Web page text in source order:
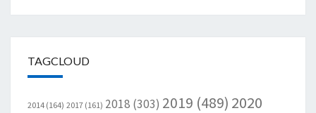
TAGCLOUD
2014 (164) 2017 (161) 2018 (303) 2019 (489) 2020